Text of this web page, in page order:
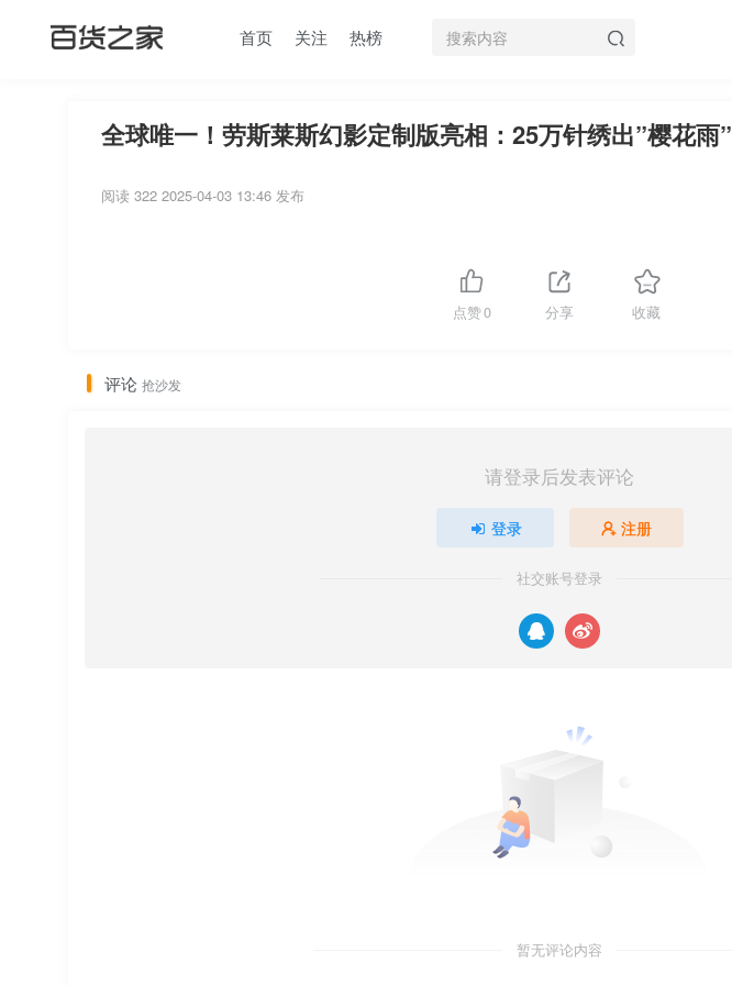
首页 关注 热榜
全球唯一！劳斯莱斯幻影定制版亮相：25万针绣出”樱花雨”
阅读 322 2025-04-03 13:46 发布
点赞0 分享 收藏
评论 抢沙发
请登录后发表评论
登录 注册
社交账号登录
暂无评论内容